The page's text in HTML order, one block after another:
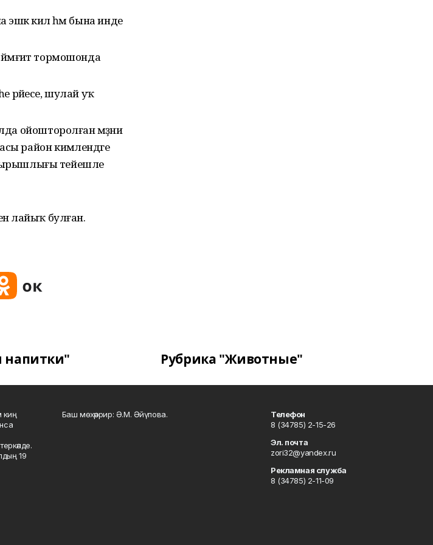
килә һәм бына инде
тормошонда
рәйесе, шулай уҡ
ойошторолған мәҙәни
район кимәлендәге
тырышлығы тейешле
лайыҡ булған.
напитки" Рубрика "Животные"
киң
19
Баш мөхәррир: Ә.М. Әйүпова.
Телефон
8 (34785) 2-15-26
Эл. почта
zori32@yandex.ru
Рекламная служба
8 (34785) 2-11-09